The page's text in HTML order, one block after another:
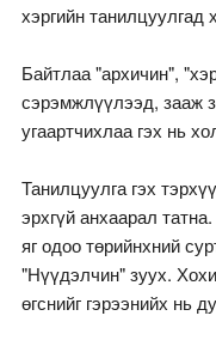
хэргийн танилцуулгад
Байтлаа "архичин",
сэрэмжлүүлээд, зааж
угаартчихлаа гэх нь
Танилцуулга гэх
эрхгүй анхаарал
яг одоо төрийнхний
"Нүүдэлчин" зуух.
өгснийг гэрээнийх нь